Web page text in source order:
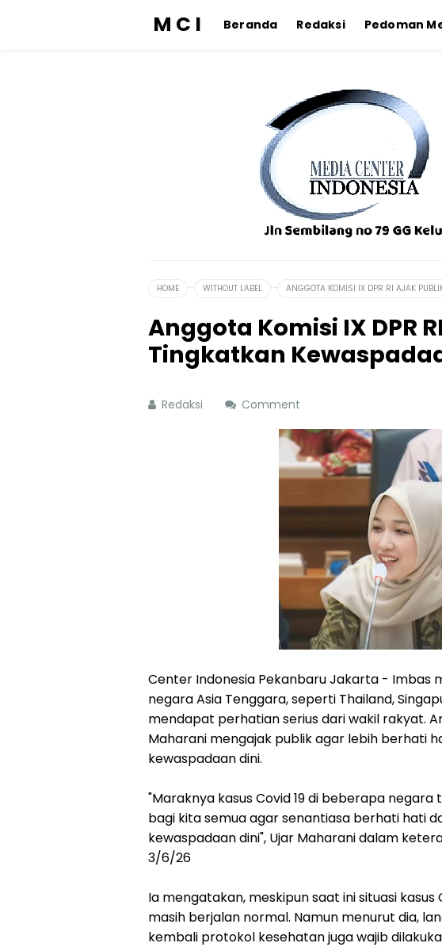
M C I Beranda Redaksi Pedoman
HOME WITHOUT LABEL ANGGOTA KOMISI IX DPR RI AJAK
Anggota Komisi IX DPR
Tingkatkan
Redaksi Comment
Center Indonesia Pekanbaru Jakarta - Imbas
negara Asia Tenggara, seperti Thailand,
mendapat perhatian serius dari wakil rakyat.
Maharani mengajak publik agar lebih berhati
kewaspadaan dini.
"Maraknya kasus Covid 19 di beberapa
bagi kita semua agar senantiasa berhati hati
kewaspadaan dini", Ujar Maharani dalam
3/6/26
Ia mengatakan, meskipun saat ini situasi
masih berjalan normal. Namun menurut dia,
kembali protokol kesehatan juga wajib